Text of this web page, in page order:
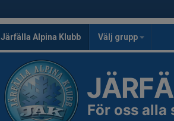
Järfälla Alpina Klubb Välj grupp
För oss alla